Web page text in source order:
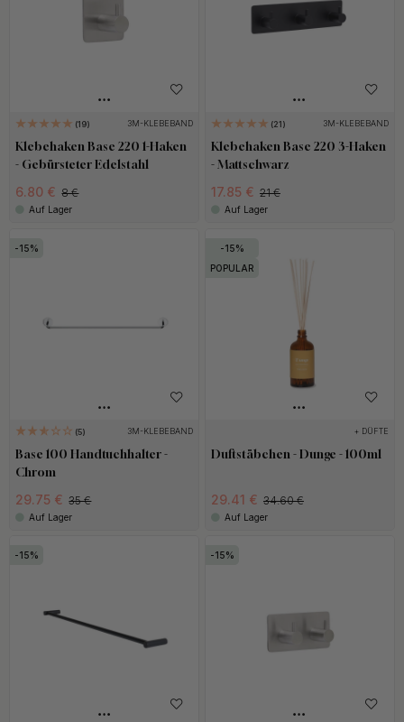
19 3M-KLEBEBAND
Klebehaken Base 220 1-Haken
- Gebürsteter Edelstahl
6.80 € 8 €
Auf Lager
21 3M-KLEBEBAND
Klebehaken Base 220 3-Haken
- Mattschwarz
17.85 € 21 €
Auf Lager
15
5 3M-KLEBEBAND
Base 100 Handtuchhalter -
Chrom
29.75 € 35 €
Auf Lager
15
POPULAR
+ DÜFTE
Duftstäbchen - Dunge - 100ml
29.41 € 34.60 €
Auf Lager
15 15